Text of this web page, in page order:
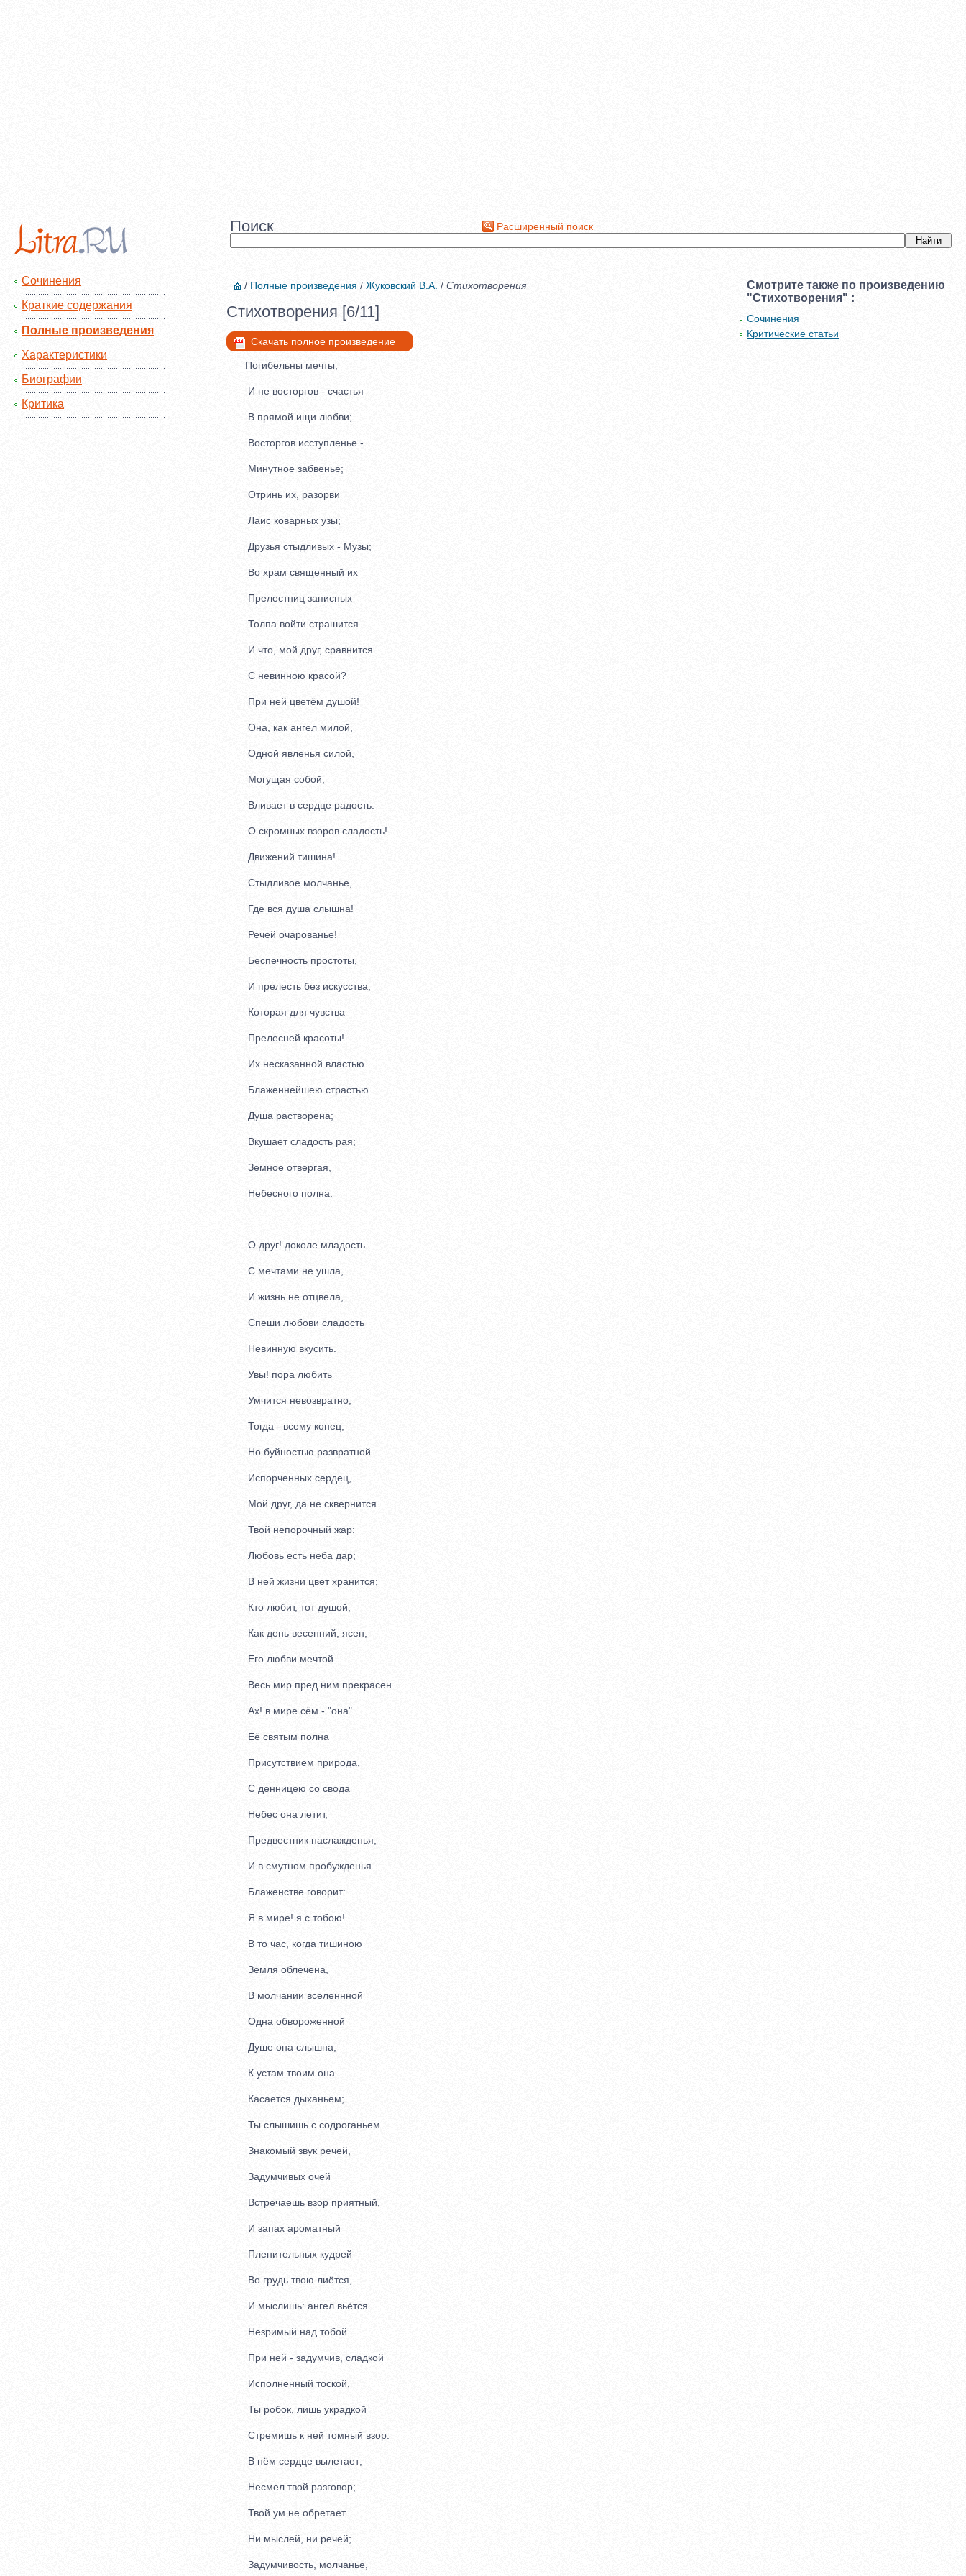
Поиск Расширенный поиск
Сочинения
Краткие содержания
Полные произведения
Характеристики
Биографии
Критика
/ Полные произведения / Жуковский В.А. / Стихотворения
Стихотворения [6/11]
Скачать полное произведение
Погибельны мечты,
И не восторгов - счастья
В прямой ищи любви;
Восторгов исступленье -
Минутное забвенье;
Отринь их, разорви
Лаис коварных узы;
Друзья стыдливых - Музы;
Во храм священный их
Прелестниц записных
Толпа войти страшится...
И что, мой друг, сравнится
С невинною красой?
При ней цветём душой!
Она, как ангел милой,
Одной явленья силой,
Могущая собой,
Вливает в сердце радость.
О скромных взоров сладость!
Движений тишина!
Стыдливое молчанье,
Где вся душа слышна!
Речей очарованье!
Беспечность простоты,
И прелесть без искусства,
Которая для чувства
Прелесней красоты!
Их несказанной властью
Блаженнейшею страстью
Душа растворена;
Вкушает сладость рая;
Земное отвергая,
Небесного полна.
О друг! доколе младость
С мечтами не ушла,
И жизнь не отцвела,
Спеши любови сладость
Невинную вкусить.
Увы! пора любить
Умчится невозвратно;
Тогда - всему конец;
Но буйностью развратной
Испорченных сердец,
Мой друг, да не сквернится
Твой непорочный жар:
Любовь есть неба дар;
В ней жизни цвет хранится;
Кто любит, тот душой,
Как день весенний, ясен;
Его любви мечтой
Весь мир пред ним прекрасен...
Ах! в мире сём - "она"...
Её святым полна
Присутствием природа,
С денницею со свода
Небес она летит,
Предвестник наслажденья,
И в смутном пробужденья
Блаженстве говорит:
Я в мире! я с тобою!
В то час, когда тишиною
Земля облечена,
В молчании вселеннной
Одна обвороженной
Душе она слышна;
К устам твоим она
Касается дыханьем;
Ты слышишь с содроганьем
Знакомый звук речей,
Задумчивых очей
Встречаешь взор приятный,
И запах ароматный
Пленительных кудрей
Во грудь твою лиётся,
И мыслишь: ангел вьётся
Незримый над тобой.
При ней - задумчив, сладкой
Исполненный тоской,
Ты робок, лишь украдкой
Стремишь к ней томный взор:
В нём сердце вылетает;
Несмел твой разговор;
Твой ум не обретает
Ни мыслей, ни речей;
Задумчивость, молчанье,
Смотрите также по произведению
"Стихотворения" :
Сочинения
Критические статьи